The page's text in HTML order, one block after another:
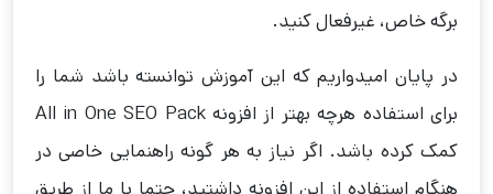
برگه خاص، غیرفعال کنید.
در پایان امیدواریم که این آموزش توانسته باشد شما را
برای استفاده هرچه بهتر از افزونه All in One SEO Pack
کمک کرده باشد. اگر نیاز به هر گونه راهنمایی خاصی در